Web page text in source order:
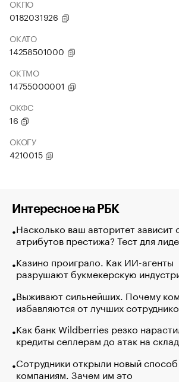
ОКПО
0182031926
ОКАТО
14258501000
ОКТМО
14755000001
ОКФС
16
ОКОГУ
4210015
Интересное на РБК
Насколько ваш авторитет зависит
атрибутов престижа? Тест для
Казино проиграло. Как ИИ-агенты
разрушают букмекерскую
Выживают сильнейших. Почему
избавляются от лучших
Как банк Wildberries резко
кредиты селлерам до атак на
Сотрудники открыли новый
компаниям. Зачем им это